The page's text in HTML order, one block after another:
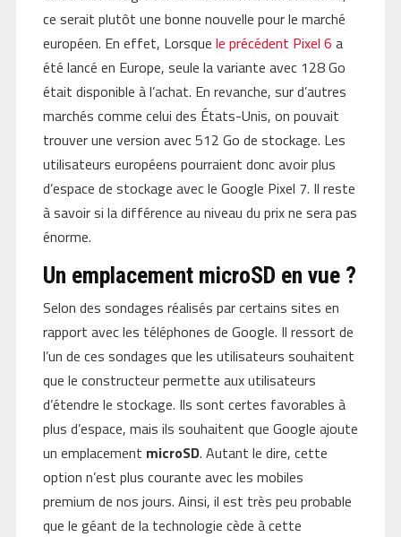
ce serait plutôt une bonne nouvelle pour le marché
européen. En effet, Lorsque le précédent Pixel 6 a
été lancé en Europe, seule la variante avec 128 Go
était disponible à l’achat. En revanche, sur d’autres
marchés comme celui des États-Unis, on pouvait
trouver une version avec 512 Go de stockage. Les
utilisateurs européens pourraient donc avoir plus
d’espace de stockage avec le Google Pixel 7. Il reste
à savoir si la différence au niveau du prix ne sera pas
énorme.
Un emplacement microSD en vue ?
Selon des sondages réalisés par certains sites en
rapport avec les téléphones de Google. Il ressort de
l’un de ces sondages que les utilisateurs souhaitent
que le constructeur permette aux utilisateurs
d’étendre le stockage. Ils sont certes favorables à
plus d’espace, mais ils souhaitent que Google ajoute
un emplacement microSD. Autant le dire, cette
option n’est plus courante avec les mobiles
premium de nos jours. Ainsi, il est très peu probable
que le géant de la technologie cède à cette